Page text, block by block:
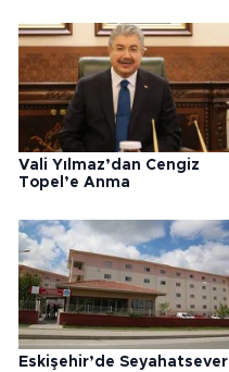
Vali Yılmaz’dan Cengiz
Topel’e Anma
Eskişehir’de Seyahatsever